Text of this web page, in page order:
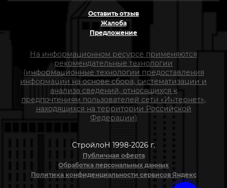
Оставить отзыв
Жалоба
Предложение
На информационном ресурсе применяются
рекомендательные технологии
(информационные технологии предоставления
информации на основе сбора, систематизации и
анализа сведений, относящихся к
предпочтениям пользователей сети «Интернет»,
находящихся на территории Российской
Федерации)
СтройлоН 1998-2026 г.
Публичная оферта
Обработка персональных данных
Политика конфиденциальности сервисов Яндекс